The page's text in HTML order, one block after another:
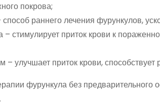
покрова;
раннего лечения фурункулов,
– стимулирует приток крови к
– улучшает приток крови,
фурункула без предварительного